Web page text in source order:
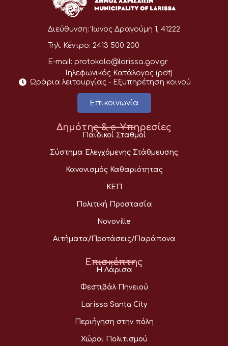
Διεύθυνση: Ίωνος Δραγούμη 1, 41222
Τηλ. Κέντρο: 2413 500 200
E-mail: protokolo@larissa.gov.gr
Τηλεφωνικός Κατάλογος (pdf)
Ωράρια λειτουργίας - Eξυπηρέτηση κοινού
Επικοινωνία
Δημότης & e-Υπηρεσίες
Παιδικοί Σταθμοί
Σύστημα Ελεγχόμενης Στάθμευσης
Κανονισμός Καθαριότητας
ΚΕΠ
Πολιτική Προστασία
Novoville
Αιτήματα/Προτάσεις/Παράπονα
Επισκέπτης
Η Λάρισα
Φεστιβάλ Πηνειού
Larissa Santa City
Περιήγηση στην πόλη
Χώροι Πολιτισμού